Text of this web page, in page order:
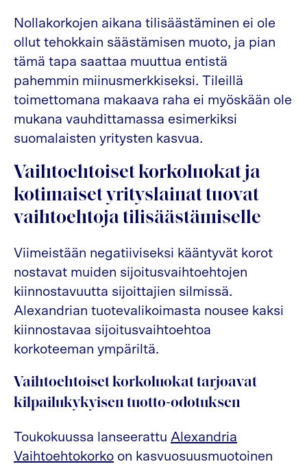
Nollakorkojen aikana tilisäästäminen ei ole
ollut tehokkain säästämisen muoto, ja pian
tämä tapa saattaa muuttua entistä
pahemmin miinusmerkkiseksi. Tileillä
toimettomana makaava raha ei myöskään ole
mukana vauhdittamassa esimerkiksi
suomalaisten yritysten kasvua.
Vaihtoehtoiset korkoluokat ja
kotimaiset yrityslainat tuovat
vaihtoehtoja tilisäästämiselle
Viimeistään negatiiviseksi kääntyvät korot
nostavat muiden sijoitusvaihtoehtojen
kiinnostavuutta sijoittajien silmissä.
Alexandrian tuotevalikoimasta nousee kaksi
kiinnostavaa sijoitusvaihtoehtoa
korkoteeman ympäriltä.
Vaihtoehtoiset korkoluokat tarjoavat
kilpailukykyisen tuotto-odotuksen
Toukokuussa lanseerattu Alexandria
Vaihtoehtokorko on kasvuosuusmuotoinen